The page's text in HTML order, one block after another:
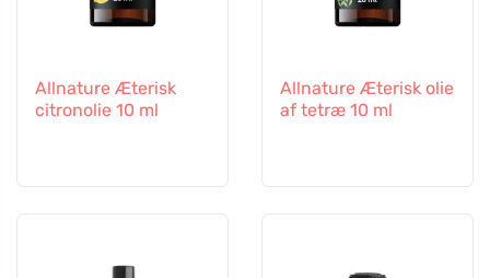
Allnature Æterisk
citronolie 10 ml
Allnature Æterisk olie
af tetræ 10 ml